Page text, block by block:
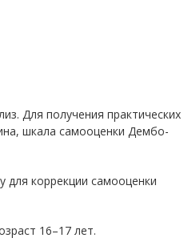
Для получения практических
шкала самооценки Дембо-
для коррекции самооценки
16–17 лет.